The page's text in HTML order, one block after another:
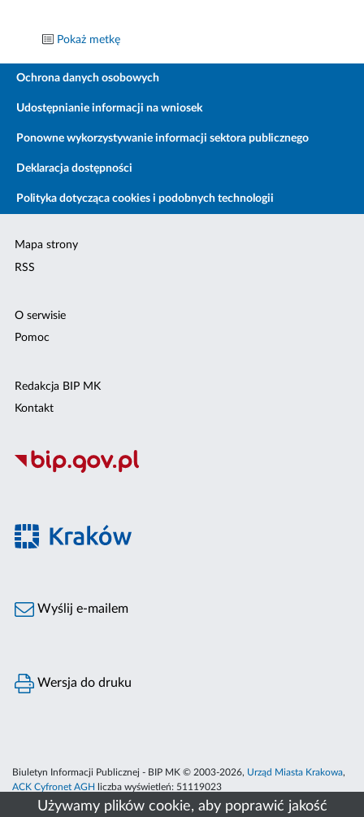
Używamy plików cookie, aby poprawić jakość
Pokaż metkę
Ochrona danych osobowych
Udostępnianie informacji na wniosek
Ponowne wykorzystywanie informacji sektora publicznego
Deklaracja dostępności
Polityka dotycząca cookies i podobnych technologii
Mapa strony
RSS
O serwisie
Pomoc
Redakcja BIP MK
Kontakt
Wyślij e-mailem
Wersja do druku
Biuletyn Informacji Publicznej - BIP MK © 2003-2026, Urząd Miasta Krakowa,
ACK Cyfronet AGH
liczba wyświetleń: 51119023